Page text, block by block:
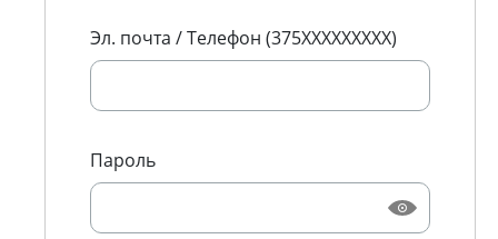
Эл. почта / Телефон (375XXXXXXXXX)
Пароль